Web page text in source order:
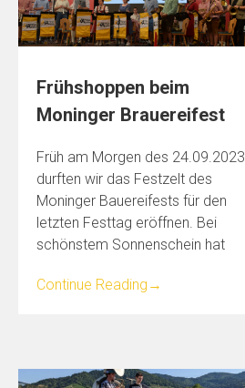
Frühshoppen beim
Moninger Brauereifest
Früh am Morgen des 24.09.2023
durften wir das Festzelt des
Moninger Bauereifests für den
letzten Festtag eröffnen. Bei
schönstem Sonnenschein hat
Continue Reading →